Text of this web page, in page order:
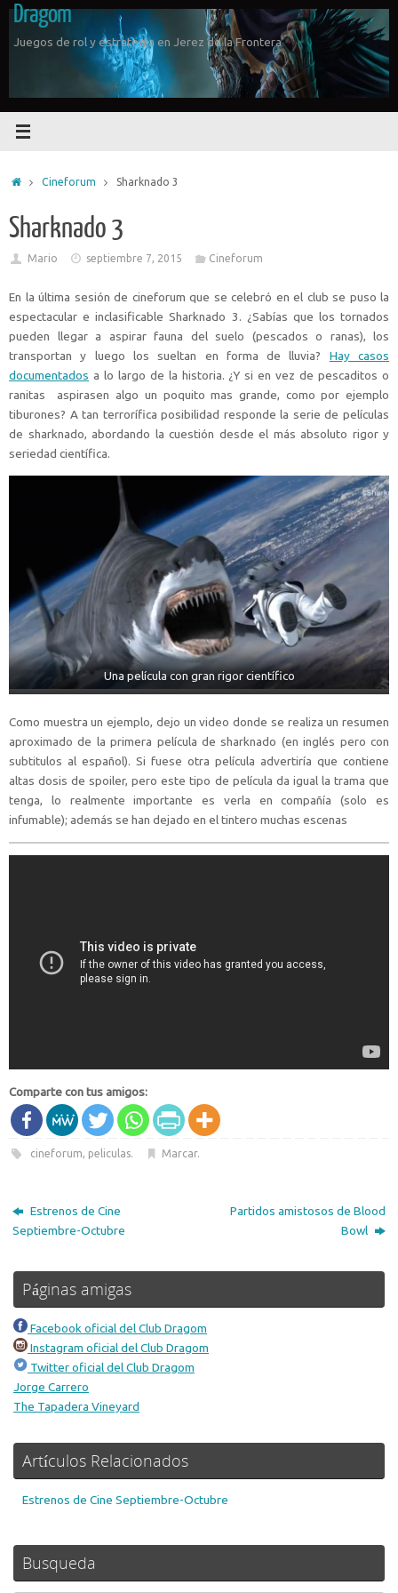
Saltar
contenido
Dragom
Juegos de rol y estrategia en Jerez de la Frontera
InicioCineforum Sharknado 3
Sharknado 3
Mario septiembre 7, 2015 Cineforum
En la última sesión de cineforum que se celebró en el club se puso la
espectacular e inclasificable Sharknado 3. ¿Sabías que los tornados
pueden llegar a aspirar fauna del suelo (pescados o ranas), los
transportan y luego los sueltan en forma de lluvia? Hay casos
documentados a lo largo de la historia. ¿Y si en vez de pescaditos o
ranitas aspirasen algo un poquito mas grande, como por ejemplo
tiburones? A tan terrorífica posibilidad responde la serie de películas
de sharknado, abordando la cuestión desde el más absoluto rigor y
seriedad científica.
Una película con gran rigor científico
Como muestra un ejemplo, dejo un video donde se realiza un resumen
aproximado de la primera película de sharknado (en inglés pero con
subtitulos al español). Si fuese otra película advertiría que contiene
altas dosis de spoiler, pero este tipo de película da igual la trama que
tenga, lo realmente importante es verla en compañía (solo es
infumable); además se han dejado en el tintero muchas escenas
Comparte con tus amigos:
cineforum, peliculas. Marcar.
Estrenos de Cine
Septiembre-Octubre
Partidos amistosos de Blood
Bowl
Páginas amigas
Facebook oficial del Club Dragom
Instagram oficial del Club Dragom
Twitter oficial del Club Dragom
Jorge Carrero
The Tapadera Vineyard
Artículos Relacionados
Estrenos de Cine Septiembre-Octubre
Busqueda